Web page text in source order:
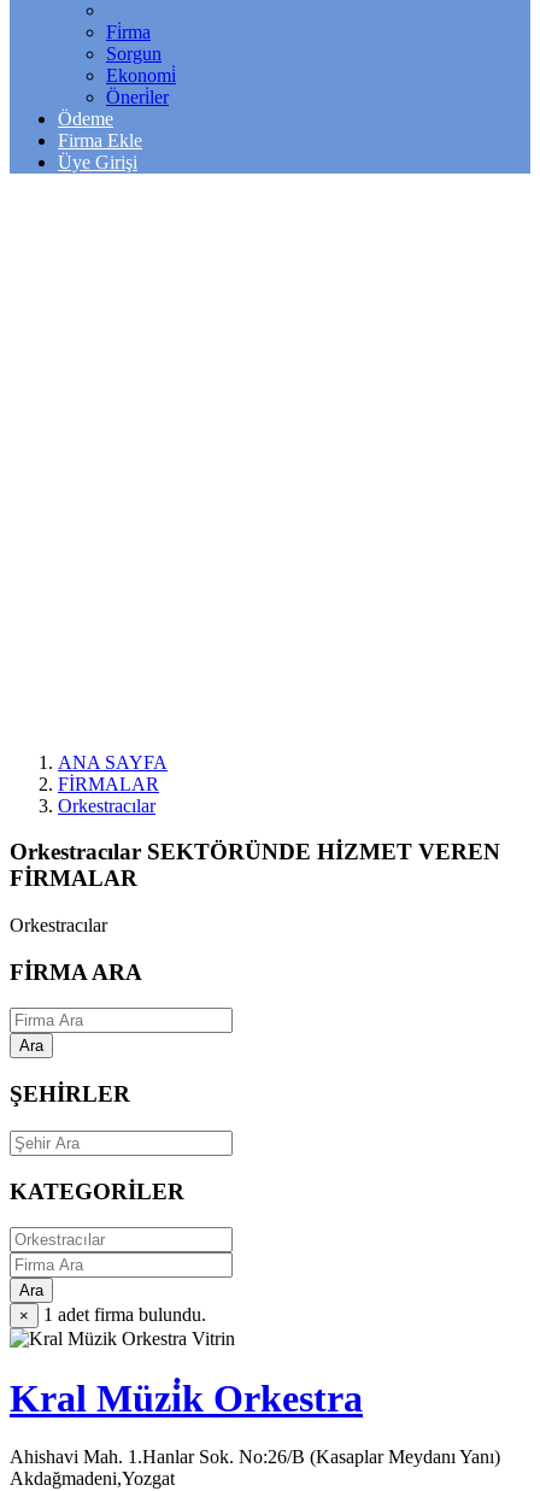
Fi̇rma
Sorgun
Ekonomi̇
Öneri̇ler
Ödeme
Firma Ekle
Üye Girişi
ANA SAYFA
FİRMALAR
Orkestracılar
Orkestracılar SEKTÖRÜNDE HİZMET VEREN
FİRMALAR
Orkestracılar
FİRMA ARA
Ara
ŞEHİRLER
KATEGORİLER
Ara
×
1 adet firma bulundu.
Vitrin
Kral Müzi̇k Orkestra
Ahishavi Mah. 1.Hanlar Sok. No:26/B (Kasaplar Meydanı Yanı)
Akdağmadeni,Yozgat